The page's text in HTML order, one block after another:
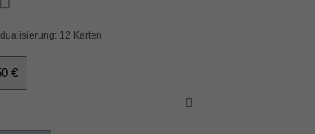
12 Karten
€